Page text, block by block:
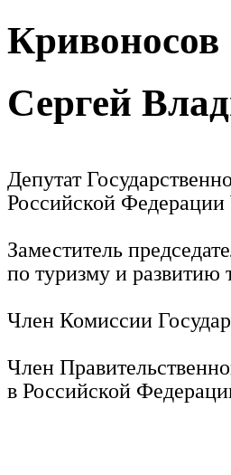
Кривоносов
Сергей
Депутат
Российской Федерации
Заместитель
по туризму и развитию
Член Комиссии
Член
в Российской